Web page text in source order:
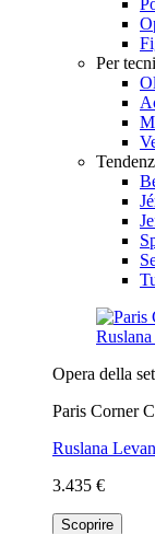
Per
Opera della
Paris Corner
Ruslana
3.435 €
Scoprire